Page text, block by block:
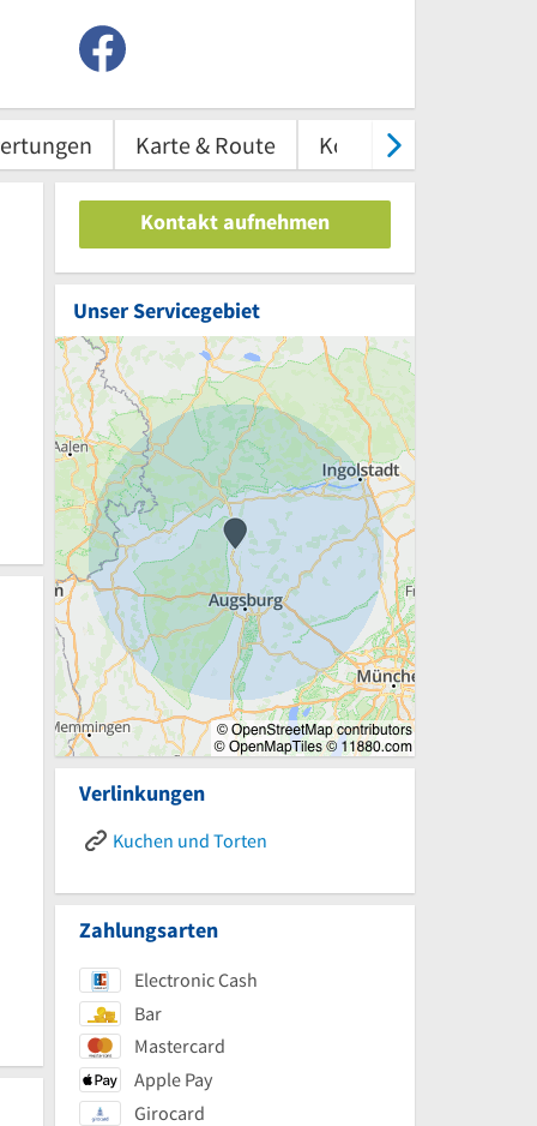
Karte & Route Kontakt
Kontakt aufnehmen
Unser Servicegebiet
Verlinkungen
Kuchen und Torten
Zahlungsarten
Electronic Cash
Bar
Mastercard
Apple Pay
Girocard